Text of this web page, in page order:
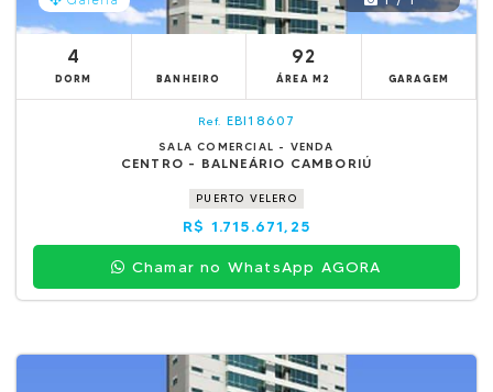
4
DORM BANHEIRO
92
ÁREA M2 GARAGEM
Ref. EBI18607
SALA COMERCIAL - VENDA
CENTRO - BALNEÁRIO CAMBORIÚ
PUERTO VELERO
R$ 1.715.671,25
Chamar no WhatsApp AGORA